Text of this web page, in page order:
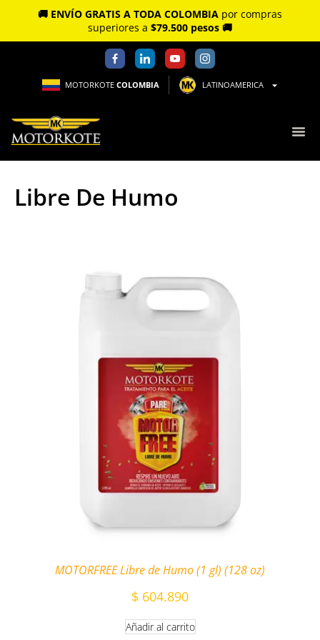
🚚 ENVÍO GRATIS A TODA COLOMBIA por compras
superiores a $79.500 pesos 🚚
MOTORKOTE COLOMBIA LATINOAMERICA
Libre De Humo
MOTORFREE Libre de Humo (1 gl) (128 oz)
$ 604.890
Añadir al carrito